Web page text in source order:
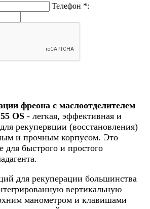
Телефон *:
фреона с маслоотделителем
OS - легкая, эффективная и
рекупервции (восстановления)
и прочным корпусом. Это
для быстрого и простого
для рекуперации большинства
вертикальную
манометром и клавишами